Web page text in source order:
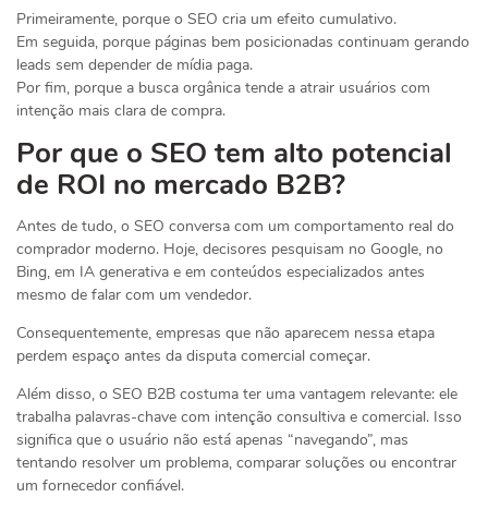
Primeiramente, porque o SEO cria um efeito cumulativo.
Em seguida, porque páginas bem posicionadas continuam gerando
leads sem depender de mídia paga.
Por fim, porque a busca orgânica tende a atrair usuários com
intenção mais clara de compra.
Por que o SEO tem alto potencial
de ROI no mercado B2B?
Antes de tudo, o SEO conversa com um comportamento real do
comprador moderno. Hoje, decisores pesquisam no Google, no
Bing, em IA generativa e em conteúdos especializados antes
mesmo de falar com um vendedor.
Consequentemente, empresas que não aparecem nessa etapa
perdem espaço antes da disputa comercial começar.
Além disso, o SEO B2B costuma ter uma vantagem relevante: ele
trabalha palavras-chave com intenção consultiva e comercial. Isso
significa que o usuário não está apenas “navegando”, mas
tentando resolver um problema, comparar soluções ou encontrar
um fornecedor confiável.